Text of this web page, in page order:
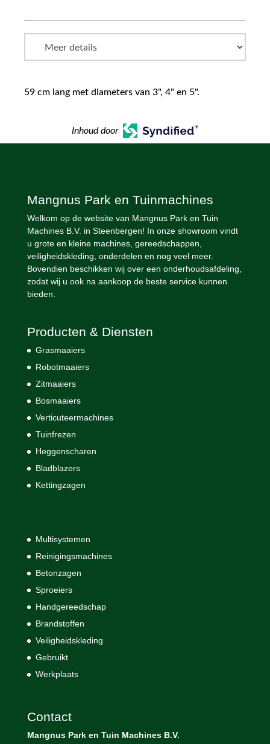
59 cm lang met diameters van 3", 4" en 5".
Inhoud door
Mangnus Park en Tuinmachines
Welkom op de website van Mangnus Park en Tuin
Machines B.V. in Steenbergen! In onze showroom vindt
u grote en kleine machines, gereedschappen,
veiligheidskleding, onderdelen en nog veel meer.
Bovendien beschikken wij over een onderhoudsafdeling,
zodat wij u ook na aankoop de beste service kunnen
bieden.
Producten & Diensten
Grasmaaiers
Robotmaaiers
Zitmaaiers
Bosmaaiers
Verticuteermachines
Tuinfrezen
Heggenscharen
Bladblazers
Kettingzagen
Multisystemen
Reinigingsmachines
Betonzagen
Sproeiers
Handgereedschap
Brandstoffen
Veiligheidskleding
Gebruikt
Werkplaats
Contact
Mangnus Park en Tuin Machines B.V.